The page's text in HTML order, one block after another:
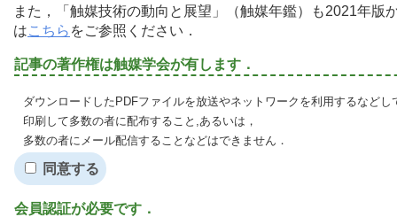
また，「触媒技術の動向と展望」（触媒年鑑）も2021年
はこちら をご参照ください．
記事の著作権は触媒学会が有します．
ダウンロードしたPDFファイルを放送やネットワークを利用するなど
印刷して多数の者に配布すること,あるいは，
多数の者にメール配信することなどはできません．
同意する
会員認証が必要です．